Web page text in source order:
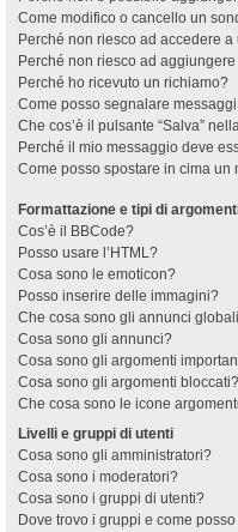
Come modifico o cancello un
Perché non riesco ad accedere a
Perché non riesco ad
Perché ho ricevuto un richiamo?
Come posso segnalare
Che cos’è il pulsante “Salva”
Perché il mio messaggio deve
Come posso spostare in cima un
Formattazione e tipi di
Cos’è il BBCode?
Posso usare l’HTML?
Cosa sono le emoticon?
Posso inserire delle immagini?
Che cosa sono gli annunci
Cosa sono gli annunci?
Cosa sono gli argomenti
Cosa sono gli argomenti bloccati?
Che cosa sono le icone
Livelli e gruppi di utenti
Cosa sono gli amministratori?
Cosa sono i moderatori?
Cosa sono i gruppi di utenti?
Dove trovo i gruppi e come